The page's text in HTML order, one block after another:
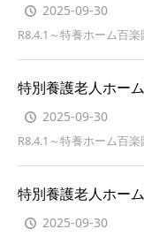
2025-09-30
R8.4.1～特養ホーム百
特別養護老人ホー
2025-09-30
R8.4.1～特養ホーム百
特別養護老人ホー
2025-09-30